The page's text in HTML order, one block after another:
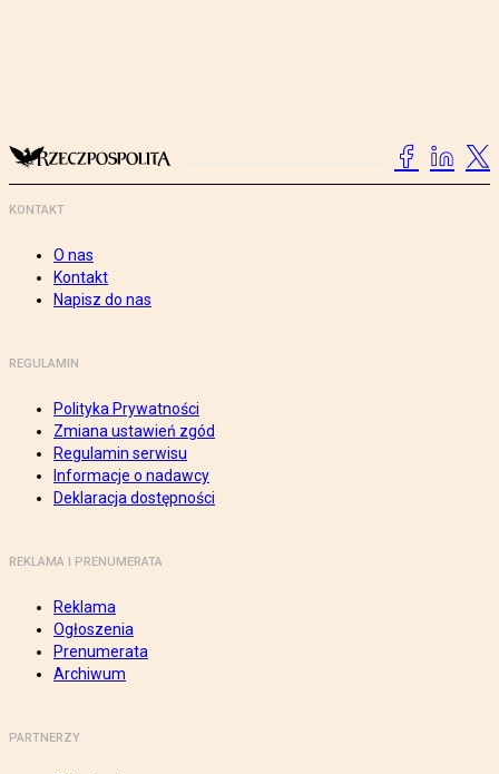
KONTAKT
O nas
Kontakt
Napisz do nas
REGULAMIN
Polityka Prywatności
Zmiana ustawień zgód
Regulamin serwisu
Informacje o nadawcy
Deklaracja dostępności
REKLAMA I PRENUMERATA
Reklama
Ogłoszenia
Prenumerata
Archiwum
PARTNERZY